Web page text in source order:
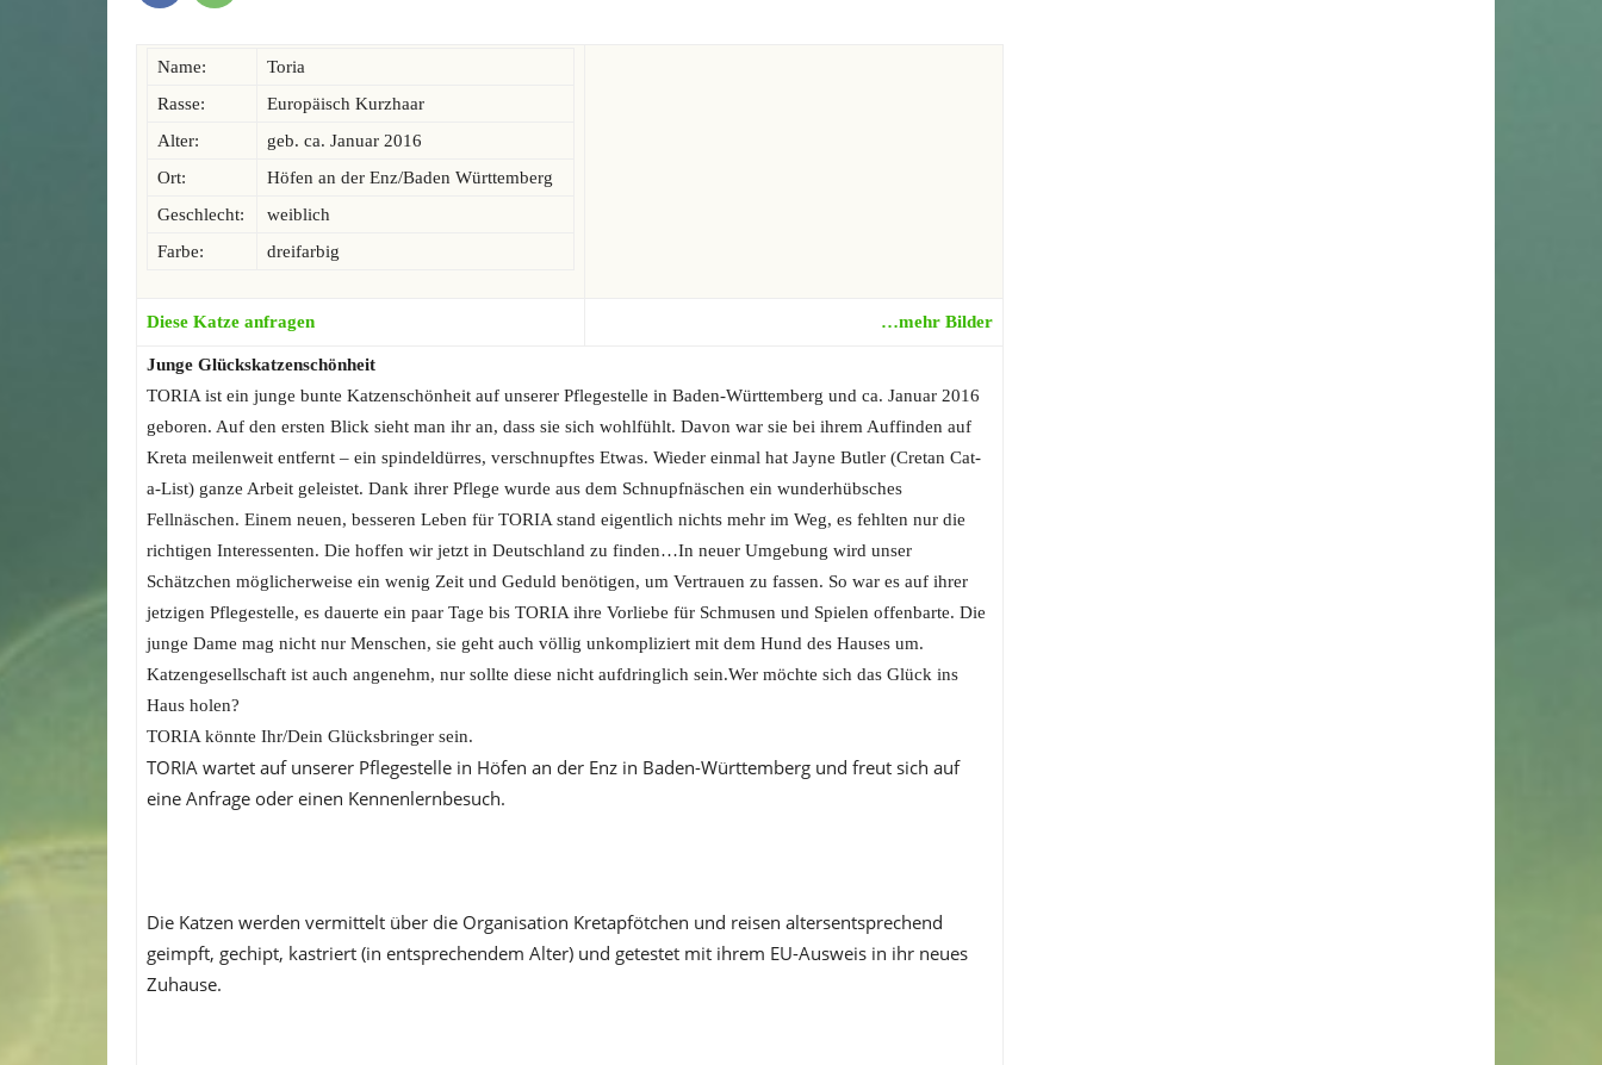
Name:
Toria
Rasse:
Europäisch Kurzhaar
Alter:
geb. ca. Januar 2016
Ort:
Höfen an der Enz/Baden Württemberg
Geschlecht:
weiblich
Farbe:
dreifarbig
Diese Katze anfragen …mehr Bilder
Junge Glückskatzenschönheit
TORIA ist ein junge bunte Katzenschönheit auf unserer Pflegestelle in Baden-Württemberg und ca. Januar 2016
geboren. Auf den ersten Blick sieht man ihr an, dass sie sich wohlfühlt. Davon war sie bei ihrem Auffinden auf
Kreta meilenweit entfernt – ein spindeldürres, verschnupftes Etwas. Wieder einmal hat Jayne Butler (Cretan Cat-
a-List) ganze Arbeit geleistet. Dank ihrer Pflege wurde aus dem Schnupfnäschen ein wunderhübsches
Fellnäschen. Einem neuen, besseren Leben für TORIA stand eigentlich nichts mehr im Weg, es fehlten nur die
richtigen Interessenten. Die hoffen wir jetzt in Deutschland zu finden…In neuer Umgebung wird unser
Schätzchen möglicherweise ein wenig Zeit und Geduld benötigen, um Vertrauen zu fassen. So war es auf ihrer
jetzigen Pflegestelle, es dauerte ein paar Tage bis TORIA ihre Vorliebe für Schmusen und Spielen offenbarte. Die
junge Dame mag nicht nur Menschen, sie geht auch völlig unkompliziert mit dem Hund des Hauses um.
Katzengesellschaft ist auch angenehm, nur sollte diese nicht aufdringlich sein.Wer möchte sich das Glück ins
Haus holen?
TORIA könnte Ihr/Dein Glücksbringer sein.
TORIA wartet auf unserer Pflegestelle in Höfen an der Enz in Baden-Württemberg und freut sich auf
eine Anfrage oder einen Kennenlernbesuch.
Die Katzen werden vermittelt über die Organisation Kretapfötchen und reisen altersentsprechend
geimpft, gechipt, kastriert (in entsprechendem Alter) und getestet mit ihrem EU-Ausweis in ihr neues
Zuhause.